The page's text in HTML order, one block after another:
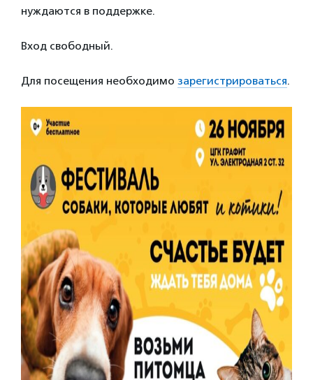
нуждаются в поддержке.
Вход свободный.
Для посещения необходимо зарегистрироваться.